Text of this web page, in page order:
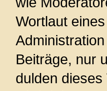
Wortlaut
Beiträge, nur
dulden